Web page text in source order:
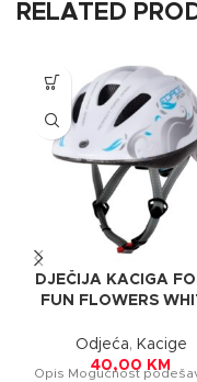
RELATED
DJEČIJA KACIGA
FUN FLOWERS
Odjeća, Kacige
40,00 KM
Opis Mogućnost